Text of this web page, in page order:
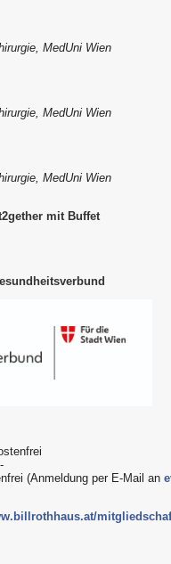
MedUni Wien
MedUni Wien
MedUni Wien
mit Buffet
(Anmeldung per E-Mail an